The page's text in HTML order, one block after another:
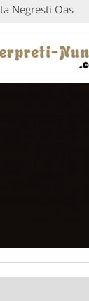
Negresti Oas